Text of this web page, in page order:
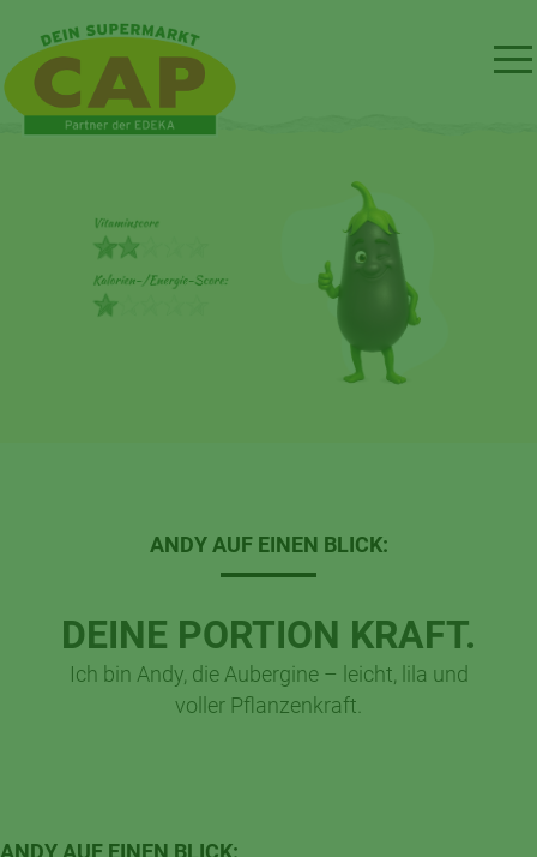
ANDY AUF EINEN BLICK:
DEINE PORTION KRAFT.
Ich bin Andy, die Aubergine – leicht, lila und
voller Pflanzenkraft.
ANDY AUF EINEN BLICK: